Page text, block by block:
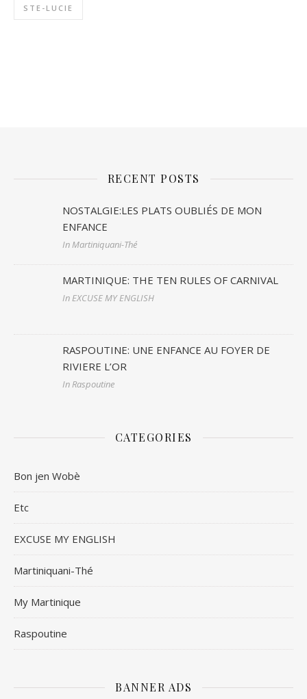
STE-LUCIE
RECENT POSTS
NOSTALGIE:LES PLATS OUBLIÉS DE MON
ENFANCE
In Martiniquani-Thé
MARTINIQUE: THE TEN RULES OF CARNIVAL
In EXCUSE MY ENGLISH
RASPOUTINE: UNE ENFANCE AU FOYER DE
RIVIERE L’OR
In Raspoutine
CATEGORIES
Bon jen Wobè
Etc
EXCUSE MY ENGLISH
Martiniquani-Thé
My Martinique
Raspoutine
BANNER ADS